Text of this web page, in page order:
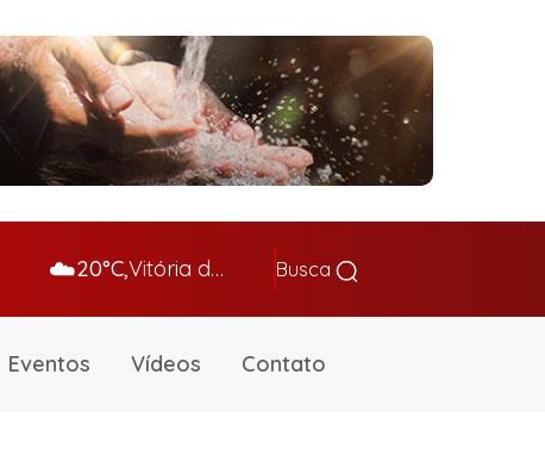
☁️20°C, Vitória da Conq… Busca
Eventos Vídeos Contato